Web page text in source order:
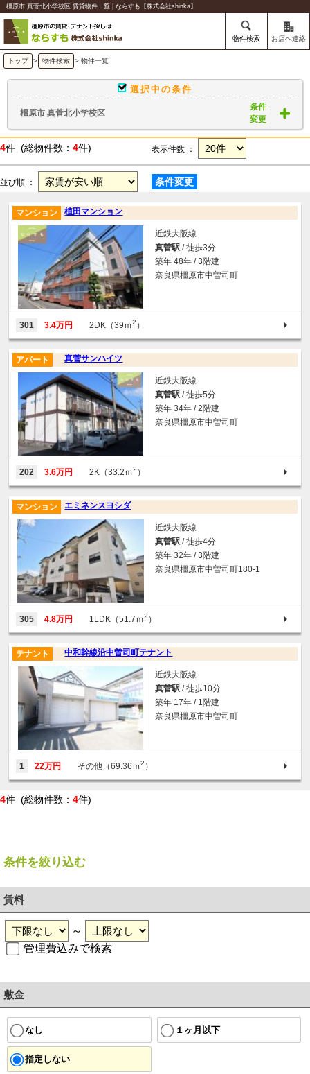
橿原市 真菅北小学校区 賃貸物件一覧 | ならすも【株式会社shinka】
物件検索 お店へ連絡
トップ > 物件検索 > 物件一覧
選択中の条件
橿原市 真菅北小学校区
条件
変更
4件 (総物件数： 4件) 表示件数 ：
並び順 ： 条件変更
植田マンション
マンション
近鉄大阪線
真菅駅 / 徒歩3分
築年 48年 / 3階建
奈良県橿原市中曽司町
301 3.4万円 2DK（39ｍ2 ）
真菅サンハイツ
アパート
近鉄大阪線
真菅駅 / 徒歩5分
築年 34年 / 2階建
奈良県橿原市中曽司町
202 3.6万円 2K（33.2ｍ2 ）
エミネンスヨシダ
マンション
近鉄大阪線
真菅駅 / 徒歩4分
築年 32年 / 3階建
奈良県橿原市中曽司町180-1
305 4.8万円 1LDK（51.7ｍ2 ）
中和幹線沿中曽司町テナント
テナント
近鉄大阪線
真菅駅 / 徒歩10分
築年 17年 / 1階建
奈良県橿原市中曽司町
1 22万円 その他（69.36ｍ2 ）
4件 (総物件数： 4件)
条件を絞り込む
賃料
～
管理費込みで検索
敷金
なし １ヶ月以下
指定しない